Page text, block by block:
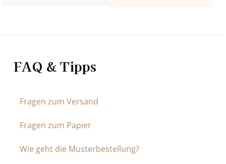
FAQ & Tipps
Fragen zum Versand
Fragen zum Papier
Wie geht die Musterbestellung?